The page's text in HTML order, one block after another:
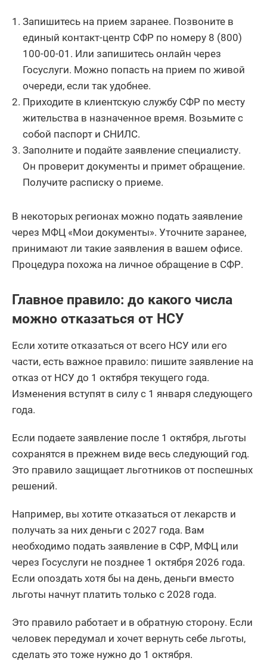
Запишитесь на прием заранее. Позвоните в
единый контакт-центр СФР по номеру 8 (800)
100-00-01. Или запишитесь онлайн через
Госуслуги. Можно попасть на прием по живой
очереди, если так удобнее.
Приходите в клиентскую службу СФР по месту
жительства в назначенное время. Возьмите с
собой паспорт и СНИЛС.
Заполните и подайте заявление специалисту.
Он проверит документы и примет обращение.
Получите расписку о приеме.
В некоторых регионах можно подать заявление
через МФЦ «Мои документы». Уточните заранее,
принимают ли такие заявления в вашем офисе.
Процедура похожа на личное обращение в СФР.
Главное правило: до какого числа
можно отказаться от НСУ
Если хотите отказаться от всего НСУ или его
части, есть важное правило: пишите заявление на
отказ от НСУ до 1 октября текущего года.
Изменения вступят в силу с 1 января следующего
года.
Если подаете заявление после 1 октября, льготы
сохранятся в прежнем виде весь следующий год.
Это правило защищает льготников от поспешных
решений.
Например, вы хотите отказаться от лекарств и
получать за них деньги с 2027 года. Вам
необходимо подать заявление в СФР, МФЦ или
через Госуслуги не позднее 1 октября 2026 года.
Если опоздать хотя бы на день, деньги вместо
льготы начнут платить только с 2028 года.
Это правило работает и в обратную сторону. Если
человек передумал и хочет вернуть себе льготы,
сделать это тоже нужно до 1 октября.